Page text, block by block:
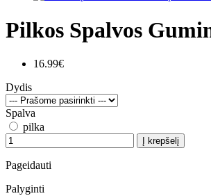
Pilkos Spalvos
16.99€
Dydis
Spalva
pilka
Į krepšelį
Pageidauti
Palyginti